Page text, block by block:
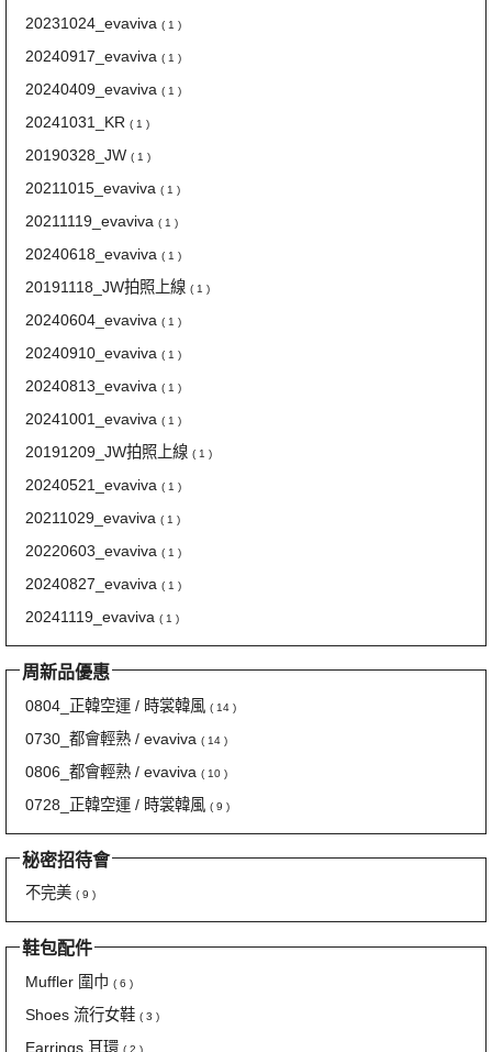
20231024_evaviva ( 1 )
20240917_evaviva ( 1 )
20240409_evaviva ( 1 )
20241031_KR ( 1 )
20190328_JW ( 1 )
20211015_evaviva ( 1 )
20211119_evaviva ( 1 )
20240618_evaviva ( 1 )
20191118_JW拍照上線 ( 1 )
20240604_evaviva ( 1 )
20240910_evaviva ( 1 )
20240813_evaviva ( 1 )
20241001_evaviva ( 1 )
20191209_JW拍照上線 ( 1 )
20240521_evaviva ( 1 )
20211029_evaviva ( 1 )
20220603_evaviva ( 1 )
20240827_evaviva ( 1 )
20241119_evaviva ( 1 )
周新品優惠
0804_正韓空運 / 時裳韓風 ( 14 )
0730_都會輕熟 / evaviva ( 14 )
0806_都會輕熟 / evaviva ( 10 )
0728_正韓空運 / 時裳韓風 ( 9 )
秘密招待會
不完美 ( 9 )
鞋包配件
Muffler 圍巾 ( 6 )
Shoes 流行女鞋 ( 3 )
Earrings 耳環 ( 2 )